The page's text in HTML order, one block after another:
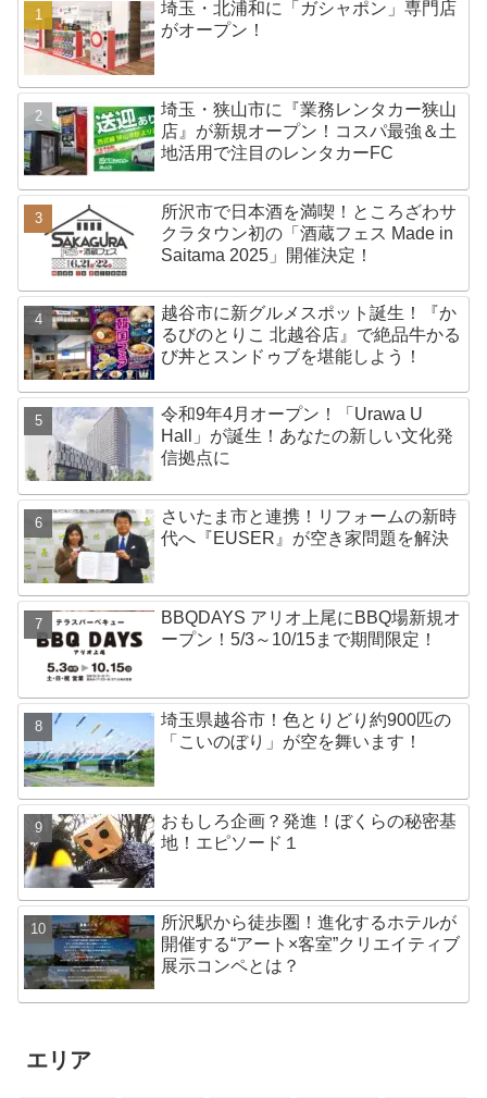
埼玉・北浦和に「ガシャポン」専門店
がオープン！
埼玉・狭山市に『業務レンタカー狭山
店』が新規オープン！コスパ最強＆土
地活用で注目のレンタカーFC
所沢市で日本酒を満喫！ところざわサ
クラタウン初の「酒蔵フェス Made in
Saitama 2025」開催決定！
越谷市に新グルメスポット誕生！『か
るびのとりこ 北越谷店』で絶品牛かる
び丼とスンドゥブを堪能しよう！
令和9年4月オープン！「Urawa U
Hall」が誕生！あなたの新しい文化発
信拠点に
さいたま市と連携！リフォームの新時
代へ『EUSER』が空き家問題を解決
BBQDAYS アリオ上尾にBBQ場新規オ
ープン！5/3～10/15まで期間限定！
埼玉県越谷市！色とりどり約900匹の
「こいのぼり」が空を舞います！
おもしろ企画？発進！ぼくらの秘密基
地！エピソード１
所沢駅から徒歩圏！進化するホテルが
開催する“アート×客室”クリエイティブ
展示コンペとは？
エリア